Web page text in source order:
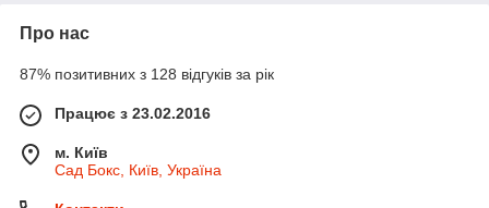
Про нас
87% позитивних з 128 відгуків за рік
Працює з 23.02.2016
м. Київ
Сад Бокс, Київ, Україна